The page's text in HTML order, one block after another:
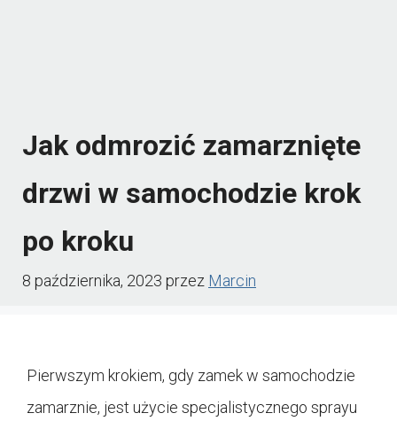
Jak odmrozić zamarznięte
drzwi w samochodzie krok
po kroku
8 października, 2023 przez Marcin
Pierwszym krokiem, gdy zamek w samochodzie
zamarznie, jest użycie specjalistycznego sprayu